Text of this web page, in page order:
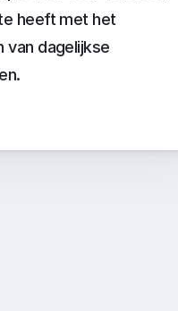
heeft met het
van dagelijkse